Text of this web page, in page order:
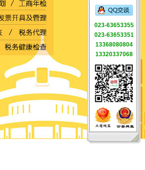
023-63653355
023-63653351
13368080804
13320337068